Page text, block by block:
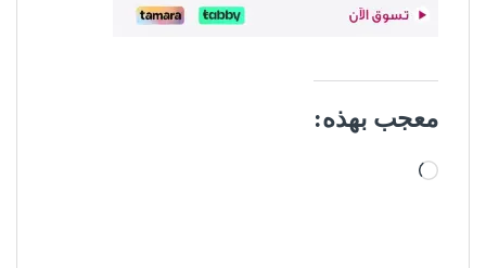
معجب بهذه:
جاري التحميل…